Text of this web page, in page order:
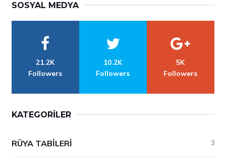
SOSYAL MEDYA
21.2K
Followers
10.2K
Followers
5K
Followers
KATEGORILER
RÜYA TABILERI 3